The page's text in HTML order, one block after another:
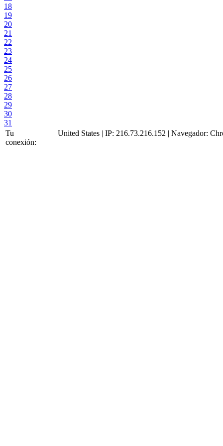
18
19
20
21
22
23
24
25
26
27
28
29
30
31
Tu
conexión:
United States | IP: 216.73.216.152 | Navegador: